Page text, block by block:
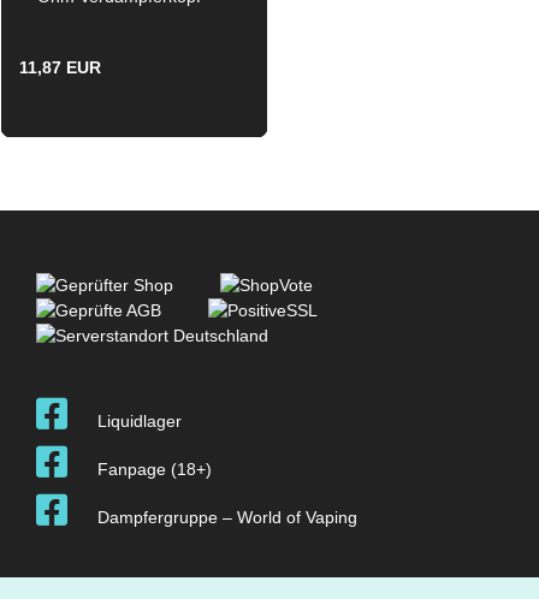
11,87 EUR
Liquidlager
Fanpage (18+)
Dampfergruppe – World of Vaping